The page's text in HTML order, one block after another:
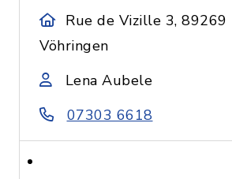
Rue de Vizille 3, 89269
Vöhringen
Lena Aubele
07303 6618